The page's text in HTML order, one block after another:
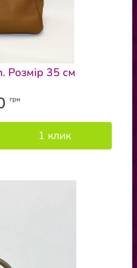
Розмір 35 см
грн
1 клик